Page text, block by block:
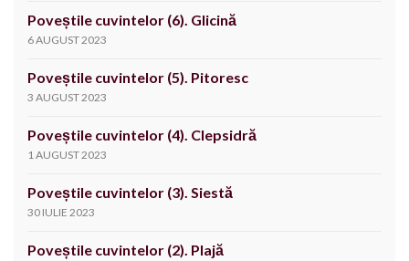
Poveștile cuvintelor (6). Glicină
6 AUGUST 2023
Poveștile cuvintelor (5). Pitoresc
3 AUGUST 2023
Poveștile cuvintelor (4). Clepsidră
1 AUGUST 2023
Poveștile cuvintelor (3). Siestă
30 IULIE 2023
Poveștile cuvintelor (2). Plajă